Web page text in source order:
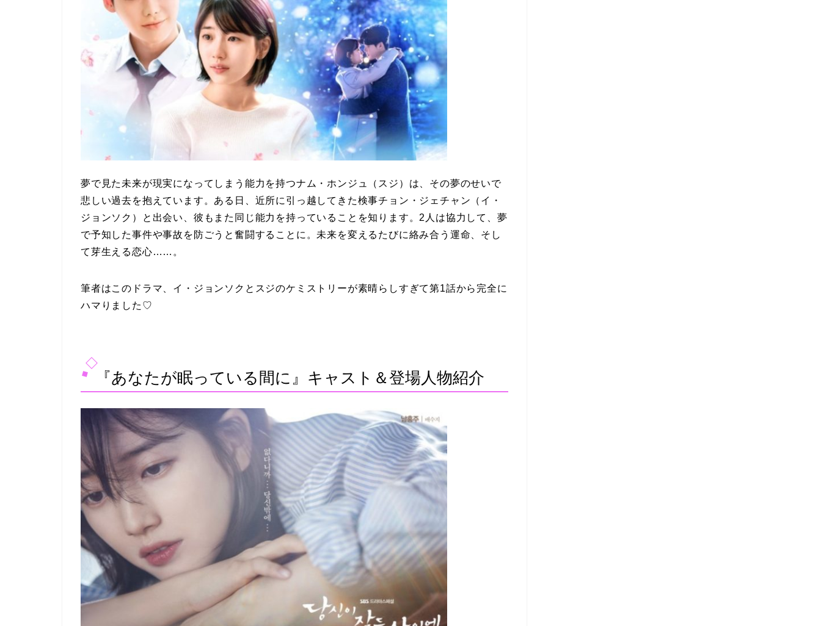
夢で見た未来が現実になってしまう能力を持つナム・ホンジュ（スジ）は、その夢のせいで
悲しい過去を抱えています。ある日、近所に引っ越してきた検事チョン・ジェチャン（イ・
ジョンソク）と出会い、彼もまた同じ能力を持っていることを知ります。2人は協力して、夢
で予知した事件や事故を防ごうと奮闘することに。未来を変えるたびに絡み合う運命、そし
て芽生える恋心……。
筆者はこのドラマ、イ・ジョンソクとスジのケミストリーが素晴らしすぎて第1話から完全に
ハマりました♡
『あなたが眠っている間に』キャスト＆登場人物紹介